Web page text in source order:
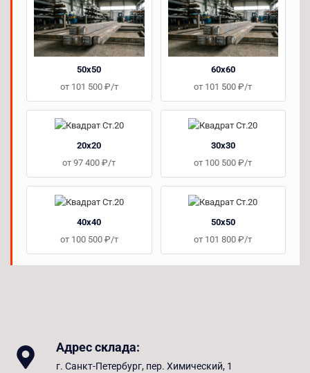
50х50
от 101 500 ₽/т
60х60
от 101 500 ₽/т
20х20
от 97 400 ₽/т
30х30
от 100 500 ₽/т
40х40
от 100 500 ₽/т
50х50
от 101 800 ₽/т
Адрес склада:
г. Санкт-Петербург, пер. Химический, 1